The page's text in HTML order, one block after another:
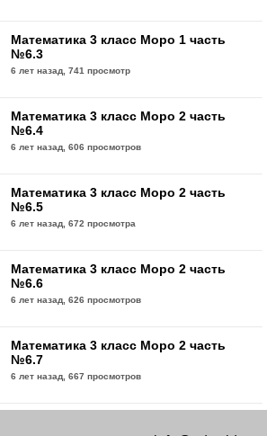
Математика 3 класс Моро 1 часть
№6.3
6 лет назад,741 просмотр
Математика 3 класс Моро 2 часть
№6.4
6 лет назад,606 просмотров
Математика 3 класс Моро 2 часть
№6.5
6 лет назад,672 просмотра
Математика 3 класс Моро 2 часть
№6.6
6 лет назад,626 просмотров
Математика 3 класс Моро 2 часть
№6.7
6 лет назад,667 просмотров